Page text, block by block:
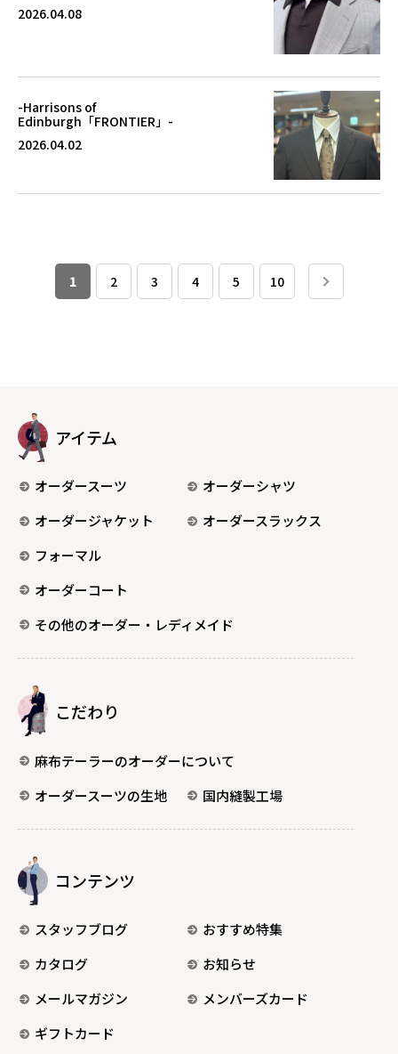
2026.04.08
-Harrisons of
Edinburgh「FRONTIER」-
2026.04.02
1 2 3 4 5 10
アイテム
オーダースーツ
オーダーシャツ
オーダージャケット
オーダースラックス
フォーマル
オーダーコート
その他のオーダー・レディメイド
こだわり
麻布テーラーのオーダーについて
オーダースーツの生地
国内縫製工場
コンテンツ
スタッフブログ
おすすめ特集
カタログ
お知らせ
メールマガジン
メンバーズカード
ギフトカード